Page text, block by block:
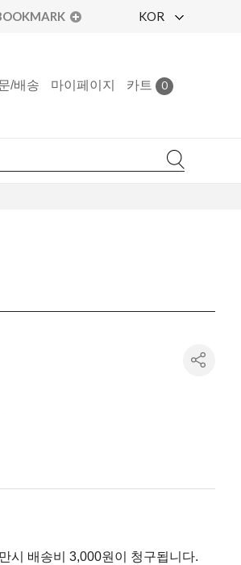
KOR
/배송 마이페이지 카트 0
시 배송비 3,000원이 청구됩니다.